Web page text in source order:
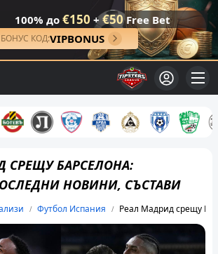
100% до €150 + €50Free Bet
БОНУС КОД:VIPBONUS
СРЕЩУ БАРСЕЛОНА:
НОВИНИ, СЪСТАВИ
Футбол Испания Реал Мадрид срещу